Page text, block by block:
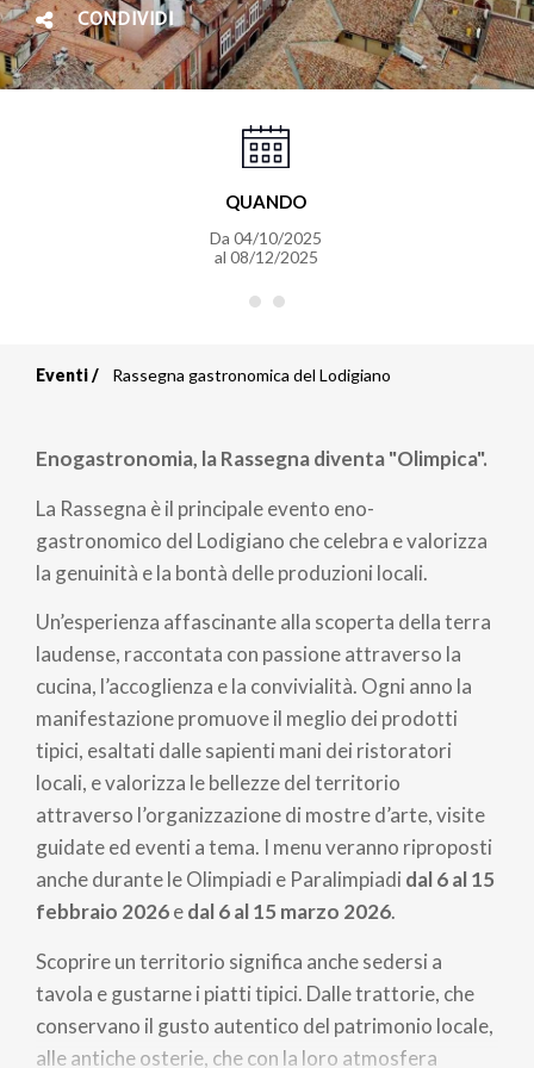
CONDIVIDI
QUANDO
Da04/10/2025
al 08/12/2025
di
pane
Eventi Rassegna gastronomica del Lodigiano
Enogastronomia, la Rassegna diventa "Olimpica".
La Rassegna è il principale evento eno-
gastronomico del Lodigiano che celebra e valorizza
la genuinità e la bontà delle produzioni locali.
Un’esperienza affascinante alla scoperta della terra
laudense, raccontata con passione attraverso la
cucina, l’accoglienza e la convivialità. Ogni anno la
manifestazione promuove il meglio dei prodotti
tipici, esaltati dalle sapienti mani dei ristoratori
locali, e valorizza le bellezze del territorio
attraverso l’organizzazione di mostre d’arte, visite
guidate ed eventi a tema. I menu veranno riproposti
anche durante le Olimpiadi e Paralimpiadi dal 6 al 15
febbraio 2026edal 6 al 15 marzo 2026.
Scoprire un territorio significa anche sedersi a
tavola e gustarne i piatti tipici. Dalle trattorie, che
conservano il gusto autentico del patrimonio locale,
alle antiche osterie, che con la loro atmosfera